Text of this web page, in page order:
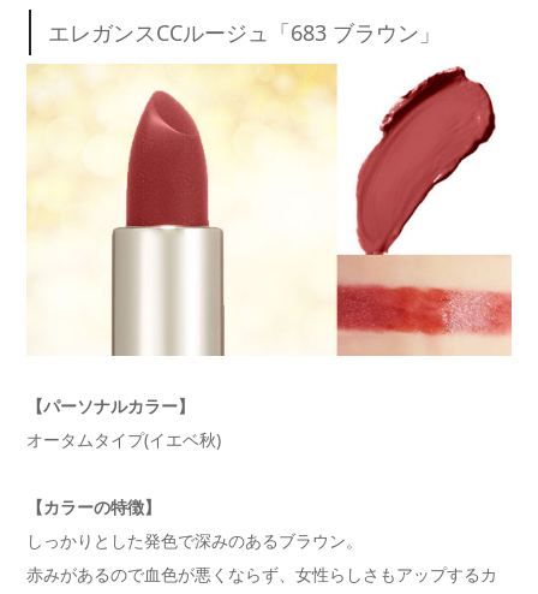
エレガンスCCルージュ「683 ブラウン」
【パーソナルカラー】
オータムタイプ(イエベ秋)
【カラーの特徴】
しっかりとした発色で深みのあるブラウン。
赤みがあるので血色が悪くならず、女性らしさもアップするカ